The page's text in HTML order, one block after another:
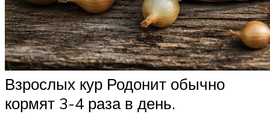
Взрослых кур Родонит обычно
кормят 3-4 раза в день.